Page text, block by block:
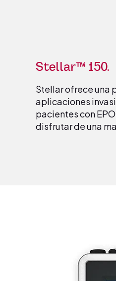
Stellar™ 150.
Stellar ofrece una
aplicaciones
pacientes con
disfrutar de una